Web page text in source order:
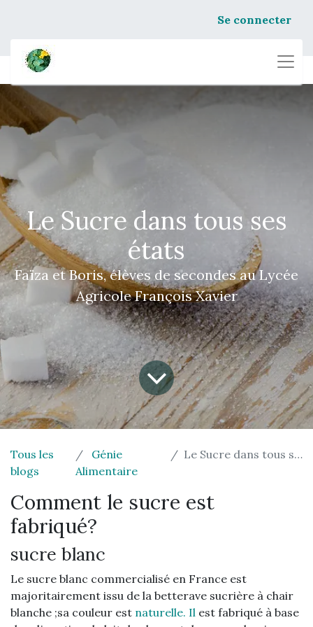
Se connecter
Le Sucre dans tous ses
états
Faïza et Boris, élèves de secondes au Lycée
Agricole François Xavier
Tous les
blogs
Génie
Alimentaire
Le Sucre dans tous ses états
Comment le sucre est
fabriqué?
sucre blanc
Le sucre blanc commercialisé en France est
majoritairement issu de la betterave sucrière à chair
blanche ;sa couleur est naturelle. Il est fabriqué à base